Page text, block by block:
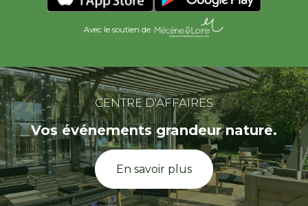
Avec le soutien de
CENTRE D'AFFAIRES
Vos événements grandeur nature.
En savoir plus